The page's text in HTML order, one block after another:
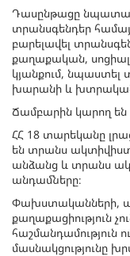
Դասընթացը
տրանսգենդեր
բարելավել
քաղաքական,
կյանքում, նպաստել
խարանի և
Ճամբարին կարող են
ՀՀ 18 տարեկանը
են տրանս
անձանց և տրանս
անդամները։
Փախստականների,
քաղաքացիություն
հաշմանդամություն
մասնակցությունը